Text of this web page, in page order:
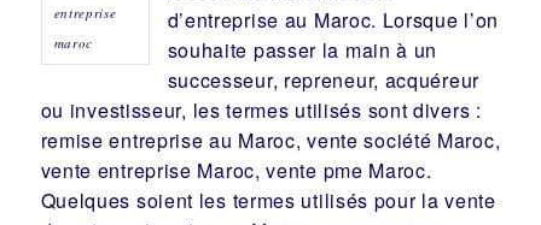
entreprise
maroc
d’entreprise au Maroc. Lorsque l’on
souhaite passer la main à un
successeur, repreneur, acquéreur
ou investisseur, les termes utilisés sont divers :
remise entreprise au Maroc, ventesociété Maroc,
vente entreprise Maroc, vente pme Maroc.
Quelques soient les termes utilisés pour la vente